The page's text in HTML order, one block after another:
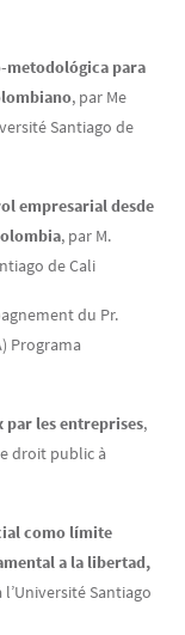
metodológica para
, par Me
Santiago de
empresarial desde
, par M.
de Cali
du Pr.
Programa
les entreprises,
droit public à
como límite
a la libertad,
Santiago